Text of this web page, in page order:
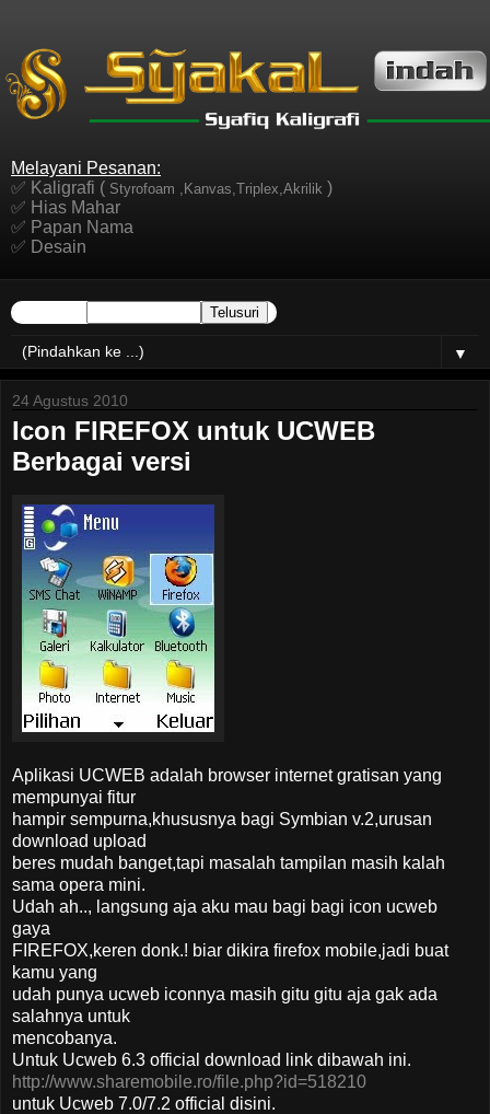
Melayani Pesanan:
✅ Kaligrafi ( Styrofoam ,Kanvas,Triplex,Akrilik )
✅ Hias Mahar
✅ Papan Nama
✅ Desain
▼
24 Agustus 2010
Icon FIREFOX untuk UCWEB
Berbagai versi
Aplikasi UCWEB adalah browser internet gratisan yang
mempunyai fitur
hampir sempurna,khususnya bagi Symbian v.2,urusan
download upload
beres mudah banget,tapi masalah tampilan masih kalah
sama opera mini.
Udah ah.., langsung aja aku mau bagi bagi icon ucweb
gaya
FIREFOX,keren donk.! biar dikira firefox mobile,jadi buat
kamu yang
udah punya ucweb iconnya masih gitu gitu aja gak ada
salahnya untuk
mencobanya.
Untuk Ucweb 6.3 official download link dibawah ini.
http://www.sharemobile.ro/file.php?id=518210
untuk Ucweb 7.0/7.2 official disini.